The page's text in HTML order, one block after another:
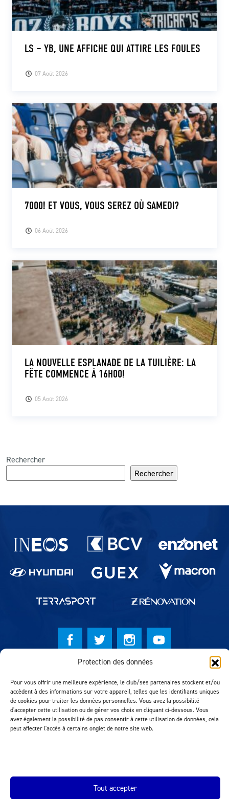
Protection des données
Pour vous offrir une meilleure expérience, le club/ses partenaires stockent et/ou
accèdent à des informations sur votre appareil, telles que les identifiants uniques
de cookies pour traiter les données personnelles. Vous avez la possibilité
d'accepter cette utilisation ou de gérer vos choix en cliquant ci-dessous. Vous
avez également la possibilité de pas consentir à cette utilisation de données, cela
peut affecter l'accès à certains onglet de notre site web.
Tout accepter
07 Août 2026
LS – YB, UNE AFFICHE QUI ATTIRE LES FOULES
06 Août 2026
7000! ET VOUS, VOUS SEREZ OÙ SAMEDI?
05 Août 2026
LA NOUVELLE ESPLANADE DE LA TUILIÈRE: LA
FÊTE COMMENCE À 16H00!
Rechercher
Rechercher
Partenaires du lausanne-Sport
Réalisation MTM Agency